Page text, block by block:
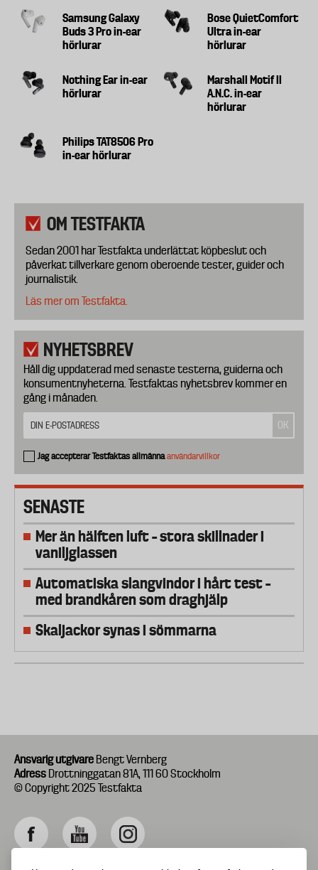
Samsung Galaxy
Buds 3 Pro in-ear
hörlurar
Bose QuietComfort
Ultra in-ear
hörlurar
Nothing Ear in-ear
hörlurar
Marshall Motif II
A.N.C. in-ear
hörlurar
Philips TAT8506 Pro
in-ear hörlurar
OM TESTFAKTA
Sedan 2001 har Testfakta underlättat köpbeslut och
påverkat tillverkare genom oberoende tester, guider och
journalistik.
Läs mer om Testfakta.
NYHETSBREV
Håll dig uppdaterad med senaste testerna, guiderna och
konsumentnyheterna. Testfaktas nyhetsbrev kommer en
gång i månaden.
Jag accepterar Testfaktas allmännaanvändarvillkor
SENASTE
Mer än hälften luft – stora skillnader i
vaniljglassen
Automatiska slangvindor i hårt test –
med brandkåren som draghjälp
Skaljackor synas i sömmarna
Ansvarig utgivare Bengt Vernberg
Adress Drottninggatan 81A, 111 60 Stockholm
© Copyright 2025 Testfakta